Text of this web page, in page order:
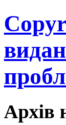
Архів